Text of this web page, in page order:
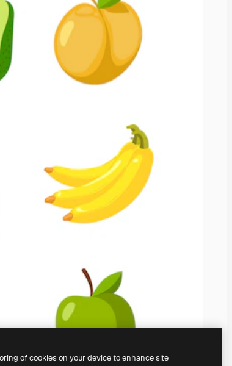
of cookies on your device to enhance site